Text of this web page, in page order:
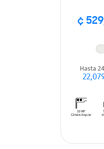
¢
Hasta